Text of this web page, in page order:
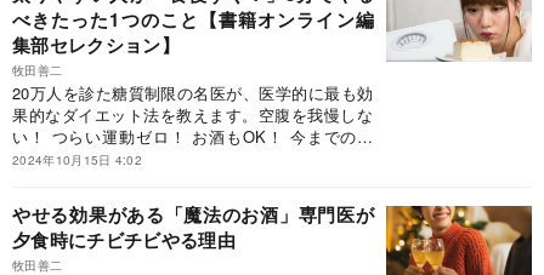
べきたった1つのこと【書籍オンライン編
集部セレクション】
牧田善二
20万人を診た糖質制限の名医が、医学的に最も効
果的なダイエット法を教えます。空腹を我慢しな
い！ つらい運動ゼロ！ お酒もOK！ 今までのダ
イエットの思い込みを覆す、しっかり食べて健康
2024年10月15日 4:02
やせる効果がある「魔法のお酒」専門医が
夕食時にチビチビやる理由
牧田善二